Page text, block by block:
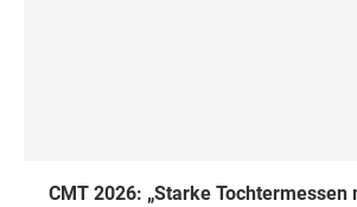
CMT 2026: „Starke